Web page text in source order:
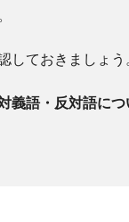
しておきましょう
義語・反対語に